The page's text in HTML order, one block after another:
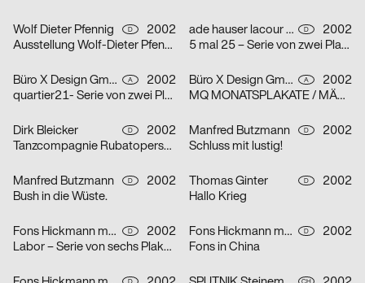
Wolf Dieter Pfennig D
2002
Ausstellung Wolf-Dieter Pfennig in der Galerie Sillack Dresden
ade hauser lacour kommunikationsgestaltung gmbh D
2002
5 mal 25 – Serie von zwei Plakaten
Büro X Design GmbH A
2002
quartier21- Serie von zwei Plakaten
Büro X Design GmbH A
2002
MQ MONATSPLAKATE / MÄRZ 2002 – Serie von zwei Plakaten
Dirk Bleicker D
2002
Tanzcompagnie Rubatoperson to person Premiere
Manfred Butzmann D
2002
Schluss mit lustig!
Manfred Butzmann D
2002
Bush in die Wüste.
Thomas Ginter D
2002
Hallo Krieg
Fons Hickmann m23 D
2002
Labor – Serie von sechs Plakaten
Fons Hickmann m23 D
2002
Fons in China